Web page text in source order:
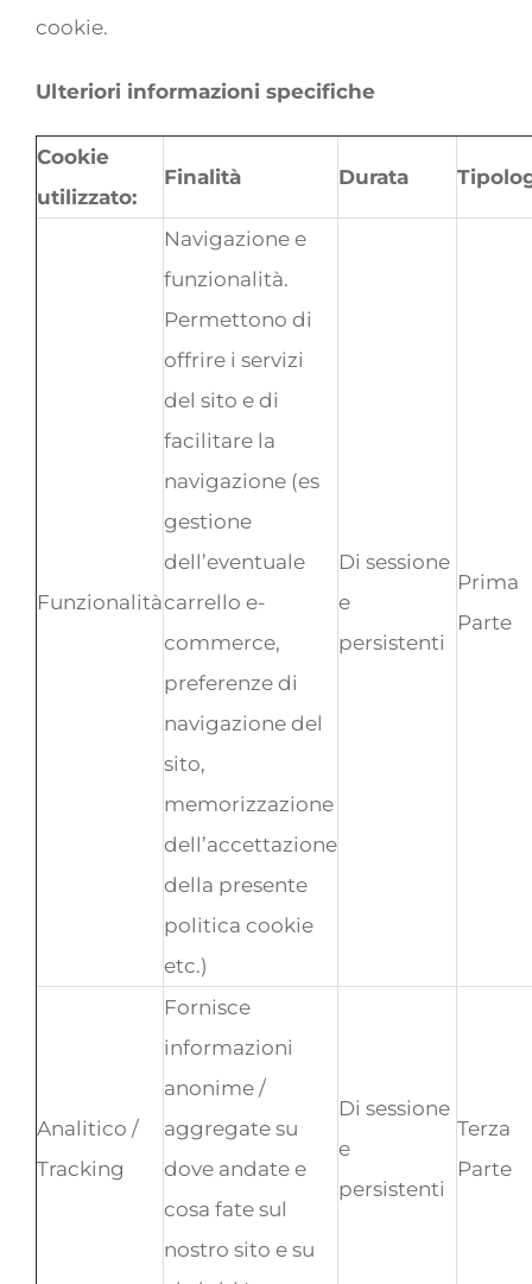
cookie.
Ulteriori informazioni specifiche
Cookie
utilizzato:
Finalità Durata
Funzionalità
Navigazione e
funzionalità.
Permettono di
offrire i servizi
del sito e di
facilitare la
navigazione (es
gestione
dell’eventuale
carrello e-
commerce,
preferenze di
navigazione del
sito,
memorizzazione
dell’accettazione
della presente
politica cookie
etc.)
Di sessione
e
persistenti
Prima
Parte
Analitico /
Tracking
Fornisce
informazioni
anonime /
aggregate su
dove andate e
cosa fate sul
nostro sito e su
Di sessione
e
persistenti
Terza
Parte